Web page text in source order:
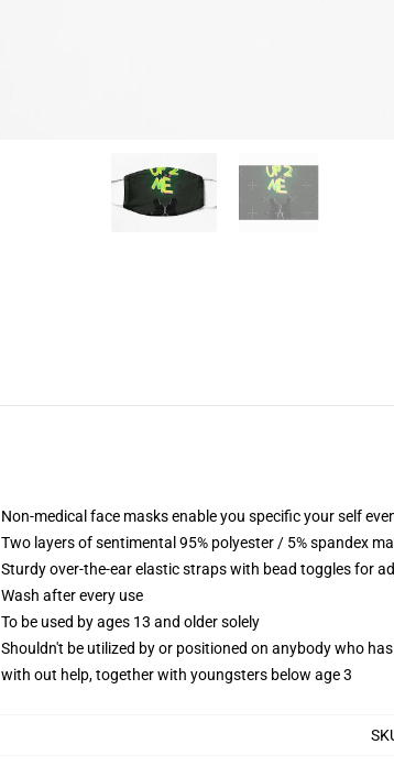
Non-medical face masks enable you specific your self
Two layers of sentimental 95% polyester / 5% spandex
Sturdy over-the-ear elastic straps with bead toggles for
Wash after every use
To be used by ages 13 and older solely
Shouldn't be utilized by or positioned on anybody who
with out help, together with youngsters below age 3